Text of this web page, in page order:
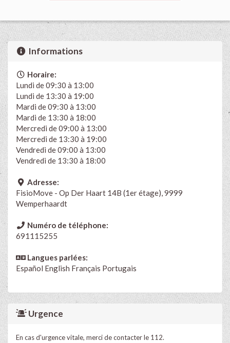
Informations
Horaire:
Lundi de 09:30 à 13:00
Lundi de 13:30 à 19:00
Mardi de 09:30 à 13:00
Mardi de 13:30 à 18:00
Mercredi de 09:00 à 13:00
Mercredi de 13:30 à 19:00
Vendredi de 09:00 à 13:00
Vendredi de 13:30 à 18:00
Adresse:
FisioMove - Op Der Haart 14B (1er étage), 9999
Wemperhaardt
Numéro de téléphone:
691115255
Langues parlées:
Español English Français Portugais
Urgence
En cas d'urgence vitale, merci de contacter le 112.